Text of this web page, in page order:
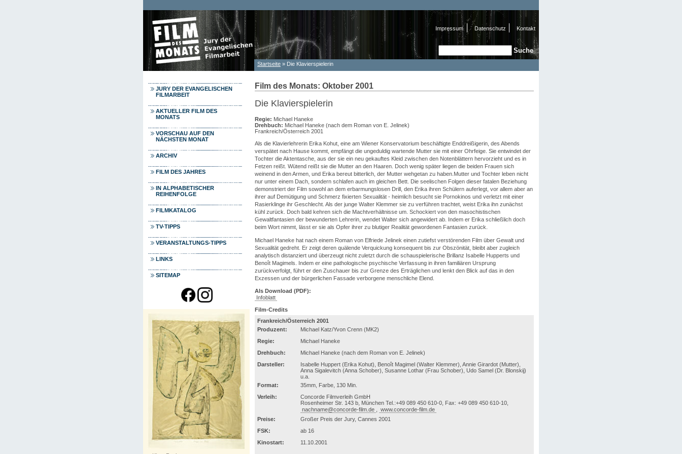
Impressum Datenschutz Kontakt
Suchformular
Sie sind hier
Startseite » Die Klavierspielerin
JURY DER EVANGELISCHEN
FILMARBEIT
AKTUELLER FILM DES
MONATS
VORSCHAU AUF DEN
NÄCHSTEN MONAT
ARCHIV
FILM DES JAHRES
IN ALPHABETISCHER
REIHENFOLGE
FILMKATALOG
TV-TIPPS
VERANSTALTUNGS-TIPPS
LINKS
SITEMAP
Film des Monats: Oktober 2001
Die Klavierspielerin
Regie: Michael Haneke
Drehbuch: Michael Haneke (nach dem Roman von E. Jelinek)
Frankreich/Österreich 2001
Als die Klavierlehrerin Erika Kohut, eine am Wiener Konservatorium beschäftigte Enddreißigerin, des Abends
verspätet nach Hause kommt, empfängt die ungeduldig wartende Mutter sie mit einer Ohrfeige. Sie entwindet der
Tochter die Aktentasche, aus der sie ein neu gekauftes Kleid zwischen den Notenblättern hervorzieht und es in
Fetzen reißt. Wütend reißt sie die Mutter an den Haaren. Doch wenig später liegen die beiden Frauen sich
weinend in den Armen, und Erika bereut bitterlich, der Mutter wehgetan zu haben.Mutter und Tochter leben nicht
nur unter einem Dach, sondern schlafen auch im gleichen Bett. Die seelischen Folgen dieser fatalen Beziehung
demonstriert der Film sowohl an dem erbarmungslosen Drill, den Erika ihren Schülern auferlegt, vor allem aber an
ihrer auf Demütigung und Schmerz fixierten Sexualität - heimlich besucht sie Pornokinos und verletzt mit einer
Rasierklinge ihr Geschlecht. Als der junge Walter Klemmer sie zu verführen trachtet, weist Erika ihn zunächst
kühl zurück. Doch bald kehren sich die Machtverhältnisse um. Schockiert von den masochistischen
Gewaltfantasien der bewunderten Lehrerin, wendet Walter sich angewidert ab. Indem er Erika schließlich doch
beim Wort nimmt, lässt er sie als Opfer ihrer zu blutiger Realität gewordenen Fantasien zurück.
Michael Haneke hat nach einem Roman von Elfriede Jelinek einen zutiefst verstörenden Film über Gewalt und
Sexualität gedreht. Er zeigt deren quälende Verquickung konsequent bis zur Obszönität, bleibt aber zugleich
analytisch distanziert und überzeugt nicht zuletzt durch die schauspielerische Brillanz Isabelle Hupperts und
Benoît Magimels. Indem er eine pathologische psychische Verfassung in ihren familiären Ursprung
zurückverfolgt, führt er den Zuschauer bis zur Grenze des Erträglichen und lenkt den Blick auf das in den
Exzessen und der bürgerlichen Fassade verborgene menschliche Elend.
Als Download (PDF):
Infoblatt
Film-Credits
Frankreich/Österreich 2001
Produzent:
Michael Katz/Yvon Crenn (MK2)
Regie:
Michael Haneke
Drehbuch:
Michael Haneke (nach dem Roman von E. Jelinek)
Darsteller:
Isabelle Huppert (Erika Kohut), Benoît Magimel (Walter Klemmer), Annie Girardot (Mutter),
Anna Sigalevitch (Anna Schober), Susanne Lothar (Frau Schober), Udo Samel (Dr. Blonskij)
u.a.
Format:
35mm, Farbe, 130 Min.
Verleih:
Concorde Filmverleih GmbH
Rosenheimer Str. 143 b, München Tel.:+49 089 450 610-0, Fax: +49 089 450 610-10,
nachname@concorde-film.de
www.concorde-film.de
Preise:
Großer Preis der Jury, Cannes 2001
FSK:
ab 16
Kinostart:
11.10.2001